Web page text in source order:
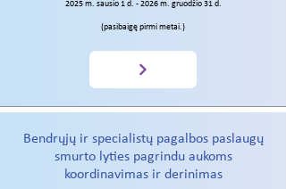
2025 m. sausio 1 d. - 2026 m. gruodžio 31 d.
(pasibaigę pirmi metai.)
Bendrųjų ir specialistų pagalbos paslaugų
smurto lyties pagrindu aukoms
koordinavimas ir derinimas